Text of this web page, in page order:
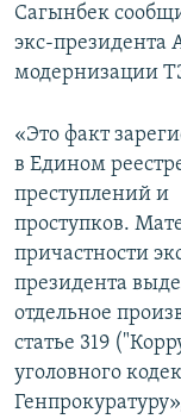
Сагынбек
экс-президента
модернизации
«Это факт
в Едином
преступлений и
проступков.
причастности
президента
отдельное
статье 319
уголовного